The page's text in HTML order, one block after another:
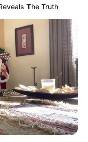
AGUA
The Truth